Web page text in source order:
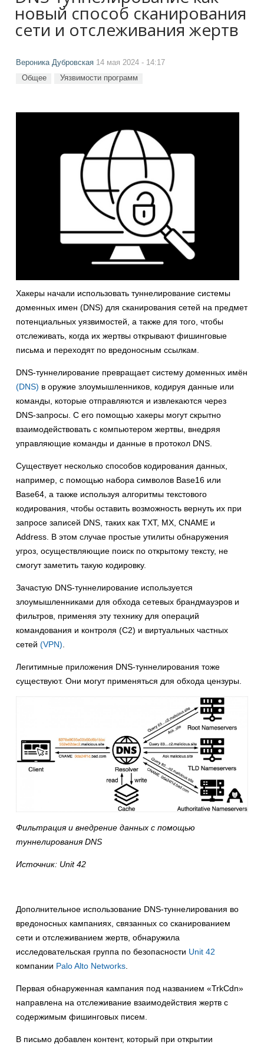
новый способ сканирования
сети и отслеживания жертв
Вероника Дубровская 14 мая 2024 - 14:17
Общее Уязвимости программ
Хакеры начали использовать туннелирование системы
доменных имен (DNS) для сканирования сетей на предмет
потенциальных уязвимостей, а также для того, чтобы
отслеживать, когда их жертвы открывают фишинговые
письма и переходят по вредоносным ссылкам.
DNS-туннелирование превращает систему доменных имён
(DNS) в оружие злоумышленников, кодируя данные или
команды, которые отправляются и извлекаются через
DNS-запросы. С его помощью хакеры могут скрытно
взаимодействовать с компьютером жертвы, внедряя
управляющие команды и данные в протокол DNS.
Существует несколько способов кодирования данных,
например, с помощью набора символов Base16 или
Base64, а также используя алгоритмы текстового
кодирования, чтобы оставить возможность вернуть их при
запросе записей DNS, таких как TXT, MX, CNAME и
Address. В этом случае простые утилиты обнаружения
угроз, осуществляющие поиск по открытому тексту, не
смогут заметить такую кодировку.
Зачастую DNS-туннелирование используется
злоумышленниками для обхода сетевых брандмауэров и
фильтров, применяя эту технику для операций
командования и контроля (C2) и виртуальных частных
сетей (VPN).
Легитимные приложения DNS-туннелирования тоже
существуют. Они могут применяться для обхода цензуры.
Фильтрация и внедрение данных с помощью
туннелирования DNS
Источник: Unit 42
Дополнительное использование DNS-туннелирования во
вредоносных кампаниях, связанных со сканированием
сети и отслеживанием жертв, обнаружила
исследовательская группа по безопасности Unit 42
компании Palo Alto Networks.
Первая обнаруженная кампания под названием «TrkCdn»
направлена на отслеживание взаимодействия жертв с
содержимым фишинговых писем.
В письмо добавлен контент, который при открытии